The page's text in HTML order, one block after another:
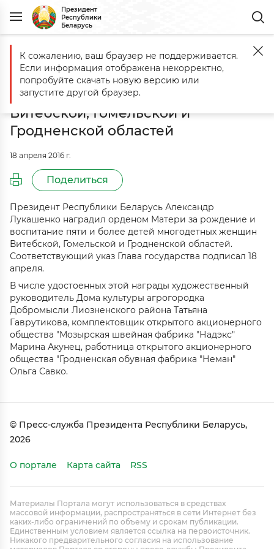
Президент
Республики
Беларусь
Главная События Орденом Матери награждены многодетные
Орденом Матери награждены
многодетные женщины
Витебской, Гомельской и
Гродненской областей
18 апреля 2016 г.
Поделиться
Президент Республики Беларусь Александр
Лукашенко наградил орденом Матери за рождение и
воспитание пяти и более детей многодетных женщин
Витебской, Гомельской и Гродненской областей.
Соответствующий указ Глава государства подписал 18
апреля.
В числе удостоенных этой награды художественный
руководитель Дома культуры агрогородка
Добромысли Лиозненского района Татьяна
Гаврутикова, комплектовщик открытого акционерного
общества "Мозырская швейная фабрика "Надэкс"
Марина Акунец, работница открытого акционерного
общества "Гродненская обувная фабрика "Неман"
Ольга Савко.
© Пресс-служба Президента Республики Беларусь,
2026
О портале Карта сайта RSS
Материалы Портала могут использоваться в средствах
массовой информации, распространяться в сети Интернет без
каких-либо ограничений по объему и срокам публикации.
Единственным условием является ссылка на первоисточник.
Никакого предварительного согласия на использование
К сожалению, ваш браузер не поддерживается.
Если информация отображена некорректно,
попробуйте скачать новую версию или
запустите другой браузер.